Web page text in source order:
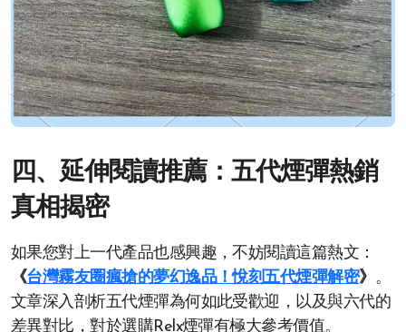
四、延伸閱讀推薦：五代煙彈熱銷
真相揭密
如果您對上一代產品也感興趣，不妨閱讀這篇熱文：
《台灣霧友圈瘋搶的夢幻逸品！悅刻五代煙彈解密》 。
文章深入剖析五代煙彈為何如此受歡迎，以及與六代的
差異對比，對於選購Relx煙彈有極大參考價值。